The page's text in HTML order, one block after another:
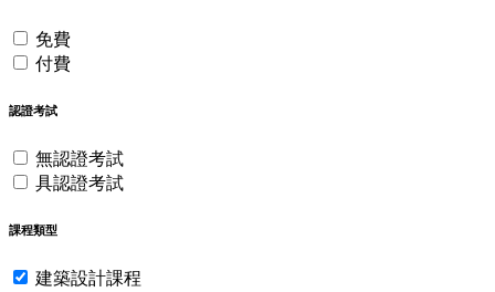
免費
付費
認證考試
無認證考試
具認證考試
課程類型
建築設計課程